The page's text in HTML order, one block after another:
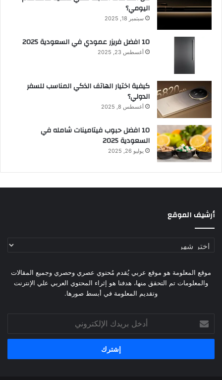
اليومي؟
سبتمبر 18, 2025
10 افضل فريزر عمودي​ في السعودية​ 2025
أغسطس 23, 2025
كيفية اختيار الهاتف الذكي المناسب للسفر
الدولي؟
أغسطس 8, 2025
10 افضل حبوب فيتامينات شامله​ في
السعودية 2025
يوليو 26, 2025
أرشيف الموقع
أرشيف
موقع المعلومة هو موقع عربي يُقدم مُحتوي عصري وحصري وجميع المقالات
والمعلومات تم التحقق منها، هدفنا هو إثراء المحتوي العربي علي الإنترنت
وتقديم المعلومة في أبسط صورها.
بريدك
الإلكتروني